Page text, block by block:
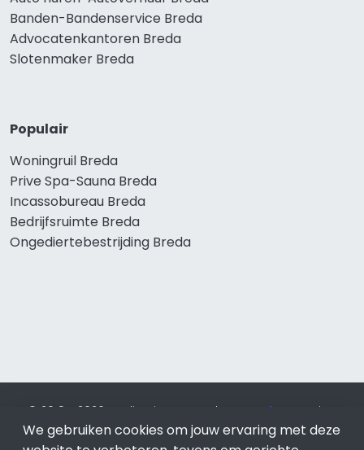
Banden-Bandenservice Breda
Advocatenkantoren Breda
Slotenmaker Breda
Populair
Woningruil Breda
Prive Spa-Sauna Breda
Incassobureau Breda
Bedrijfsruimte Breda
Ongediertebestrijding Breda
© 2019 - 2026 Realisatie en SEO door SEO-bureau
Lion
Internet. Betaal alleen voor bewezen resultaten?SEO
We gebruiken cookies om jouw ervaring met deze